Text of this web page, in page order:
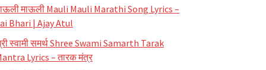
माऊली Mauli Mauli Marathi Song Lyrics –
Bhari | Ajay Atul
स्वामी समर्थ Shree Swami Samarth Tarak
Lyrics – तारक मंत्र